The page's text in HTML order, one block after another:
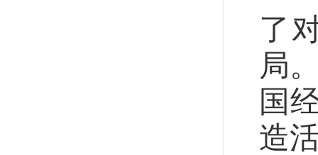
了
局
国
造